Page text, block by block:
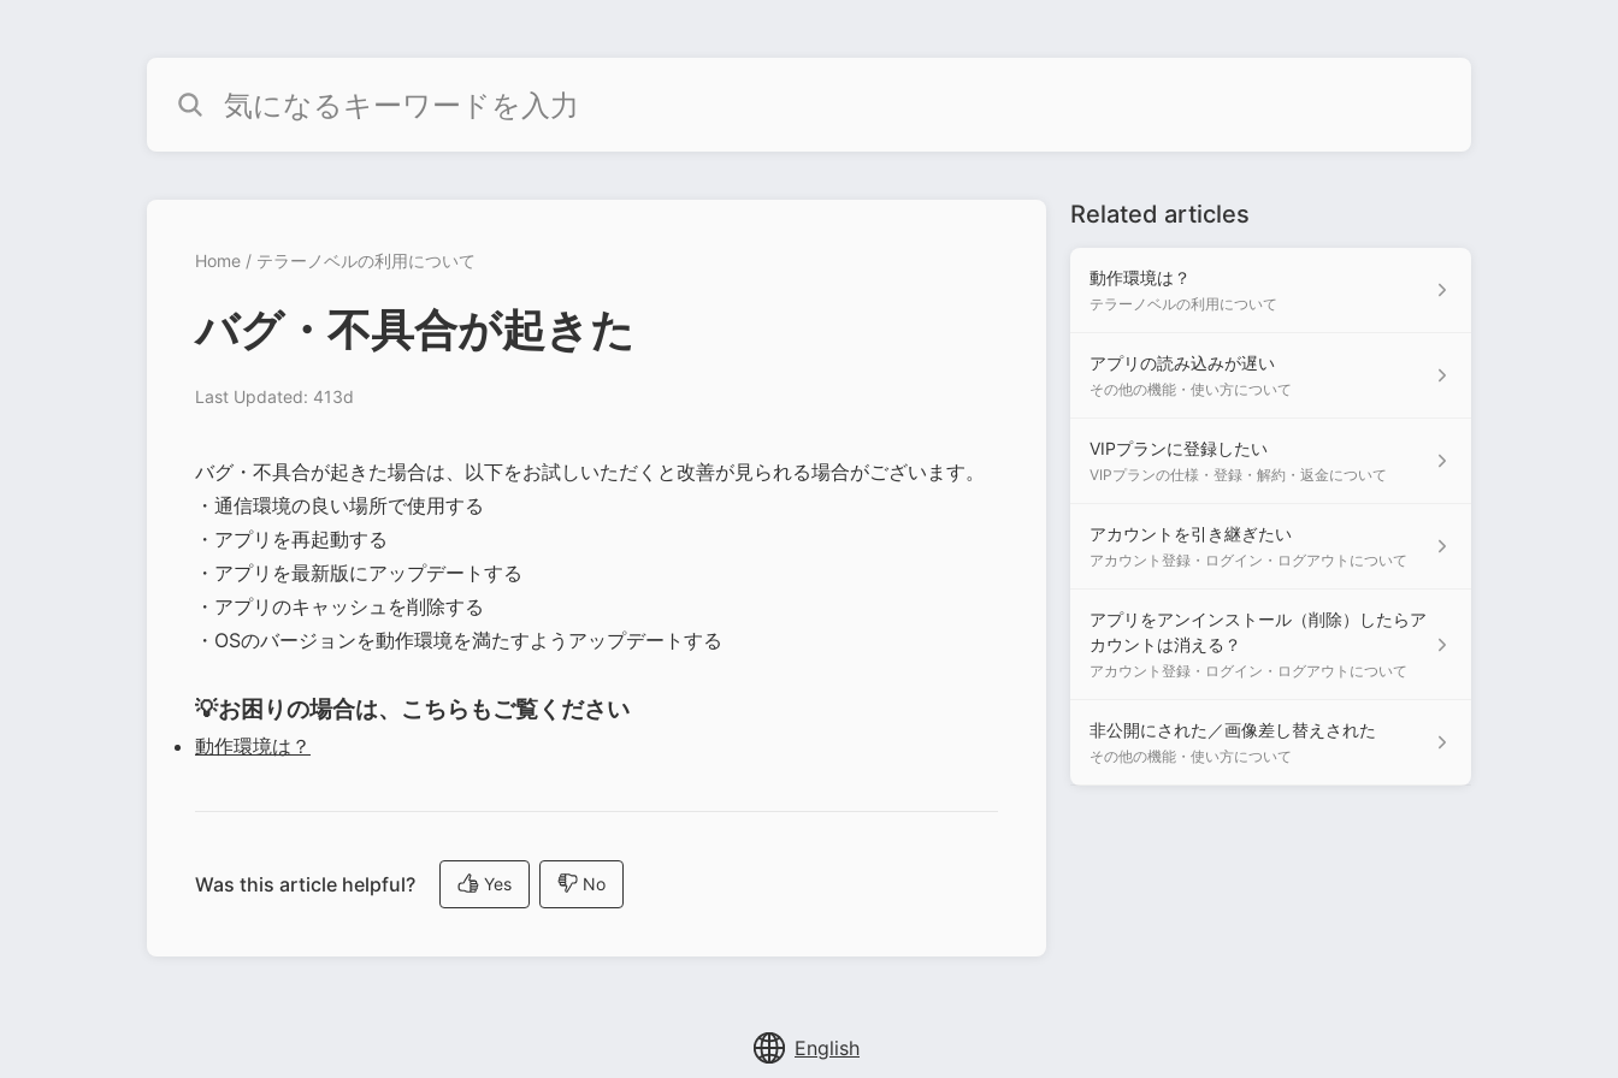
Home テラーノベルの利用について
バグ・不具合が起きた
Last Updated: 413d
バグ・不具合が起きた場合は、以下をお試しいただくと改善が見られる場合がございます。
・通信環境の良い場所で使用する
・アプリを再起動する
・アプリを最新版にアップデートする
・アプリのキャッシュを削除する
・OSのバージョンを動作環境を満たすようアップデートする
💡お困りの場合は、こちらもご覧ください
動作環境は？
Related articles
動作環境は？
テラーノベルの利用について
アプリの読み込みが遅い
その他の機能・使い方について
VIPプランに登録したい
VIPプランの仕様・登録・解約・返金について
アカウントを引き継ぎたい
アカウント登録・ログイン・ログアウトについて
アプリをアンインストール（削除）したらア
カウントは消える？
アカウント登録・ログイン・ログアウトについて
非公開にされた／画像差し替えされた
その他の機能・使い方について